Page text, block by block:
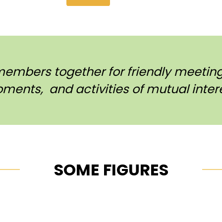
together for friendly
and activities of mutual
SOME FIGURES